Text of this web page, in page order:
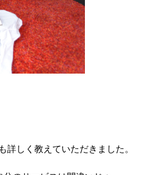
しく教えていただきました。